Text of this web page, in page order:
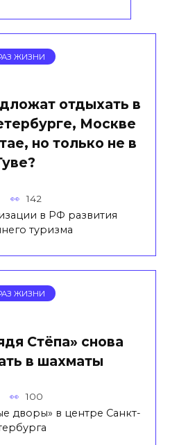
ЖИЗНИ
отдыхать в
Москве
но только не в
142
в РФ развития
туризма
ЖИЗНИ
Стёпа» снова
в шахматы
100
дворы» в центре Санкт-